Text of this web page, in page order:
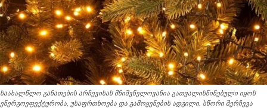
საახალწლო განათების არჩევისას მნიშვნელოვანია გათვალისწინებული იყოს
ენერგოეფექტურობა, უსაფრთხოება და გამოყენების ადგილი. სწორი შერჩევა